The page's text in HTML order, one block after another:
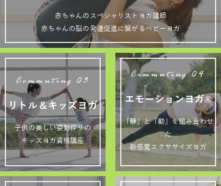
赤ちゃんのスペシャリストヨガ講師
赤ちゃんの脳の発達促進に繋がるベビーヨガ
Commuting 03
リトル＆キッズヨガ
子供の美しい姿勢作りの
キッズヨガ資格講座
Commuting 04
エモーションヨガ®
「静」と「動」を組み合わせ
た
新感覚エクササイズヨガ